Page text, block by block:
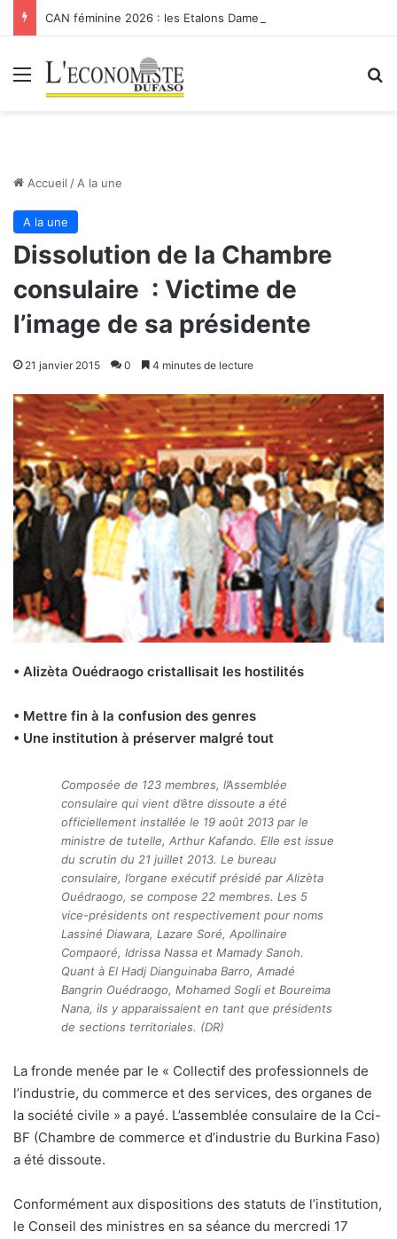
Menu
Accueil / A la une
A la une
Dissolution de la Chambre
consulaire : Victime de
l’image de sa présidente
21 janvier 2015 0 4 minutes de lecture
• Alizèta Ouédraogo cristallisait les hostilités
• Mettre fin à la confusion des genres
• Une institution à préserver malgré tout
Composée de 123 membres, l’Assemblée
consulaire qui vient d’être dissoute a été
officiellement installée le 19 août 2013 par le
ministre de tutelle, Arthur Kafando. Elle est issue
du scrutin du 21 juillet 2013. Le bureau
consulaire, l’organe exécutif présidé par Alizèta
Ouédraogo, se compose 22 membres. Les 5
vice-présidents ont respectivement pour noms
Lassiné Diawara, Lazare Soré, Apollinaire
Compaoré, Idrissa Nassa et Mamady Sanoh.
Quant à El Hadj Dianguinaba Barro, Amadé
Bangrin Ouédraogo, Mohamed Sogli et Boureima
Nana, ils y apparaissaient en tant que présidents
de sections territoriales. (DR)
La fronde menée par le « Collectif des professionnels de
l’industrie, du commerce et des services, des organes de
la société civile » a payé. L’assemblée consulaire de la Cci-
BF (Chambre de commerce et d’industrie du Burkina Faso)
a été dissoute.
Conformément aux dispositions des statuts de l’institution,
le Conseil des ministres en sa séance du mercredi 17